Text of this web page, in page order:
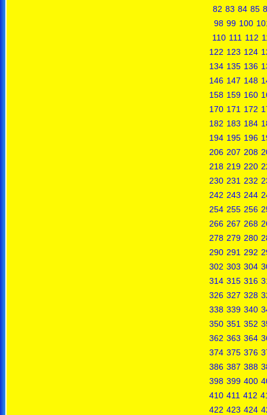
82 83 84 85
98 99 100
110 111 112
122 123 124
134 135 136
146 147 148
158 159 160
170 171 172
182 183 184
194 195 196
206 207 208
218 219 220
230 231 232
242 243 244
254 255 256
266 267 268
278 279 280
290 291 292
302 303 304
314 315 316
326 327 328
338 339 340
350 351 352
362 363 364
374 375 376
386 387 388
398 399 400
410 411 412
422 423 424